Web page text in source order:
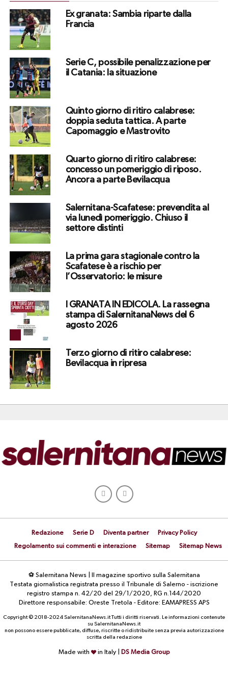
Ex granata: Sambia riparte dalla
Francia
Serie C, possibile penalizzazione per
il Catania: la situazione
Quinto giorno di ritiro calabrese:
doppia seduta tattica. A parte
Capomaggio e Mastrovito
Quarto giorno di ritiro calabrese:
concesso un pomeriggio di riposo.
Ancora a parte Bevilacqua
Salernitana-Scafatese: prevendita al
via lunedì pomeriggio. Chiuso il
settore distinti
La prima gara stagionale contro la
Scafatese è a rischio per
l’Osservatorio: le misure
I GRANATA IN EDICOLA. La rassegna
stampa di SalernitanaNews del 6
agosto 2026
Terzo giorno di ritiro calabrese:
Bevilacqua in ripresa
Redazione Serie D Diventa partner
Privacy Policy
Regolamento sui commenti e interazione
Sitemap Sitemap News
⚽ Salernitana News | Il magazine sportivo sulla Salernitana
Testata giornalistica registrata presso il Tribunale di Salerno - iscrizione
registro stampa n. 42/20 del 29/1/2020, RG n.144/2020
Direttore responsabile: Oreste Tretola - Editore: EAMAPRESS APS
Copyright © 2018-2024 SalernitanaNews.it Tutti i diritti riservati. Le informazioni contenute
su SalernitanaNews.it
non possono essere pubblicate, diffuse, riscritte o ridistribuite senza previa autorizzazione
scritta della redazione
Made with in Italy | DS Media Group